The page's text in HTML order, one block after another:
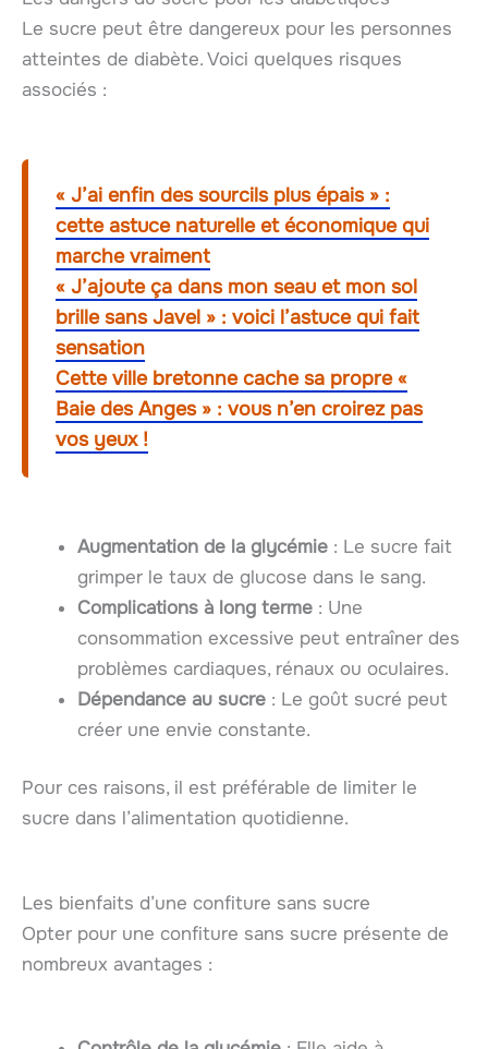
Le sucre peut être dangereux pour les personnes
atteintes de diabète. Voici quelques risques
associés :
« J’ai enfin des sourcils plus épais » :
cette astuce naturelle et économique qui
marche vraiment
« J’ajoute ça dans mon seau et mon sol
brille sans Javel » : voici l’astuce qui fait
sensation
Cette ville bretonne cache sa propre «
Baie des Anges » : vous n’en croirez pas
vos yeux !
Augmentation de la glycémie : Le sucre fait
grimper le taux de glucose dans le sang.
Complications à long terme : Une
consommation excessive peut entraîner des
problèmes cardiaques, rénaux ou oculaires.
Dépendance au sucre : Le goût sucré peut
créer une envie constante.
Pour ces raisons, il est préférable de limiter le
sucre dans l’alimentation quotidienne.
Les bienfaits d’une confiture sans sucre
Opter pour une confiture sans sucre présente de
nombreux avantages :